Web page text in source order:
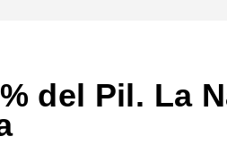
del Pil. La